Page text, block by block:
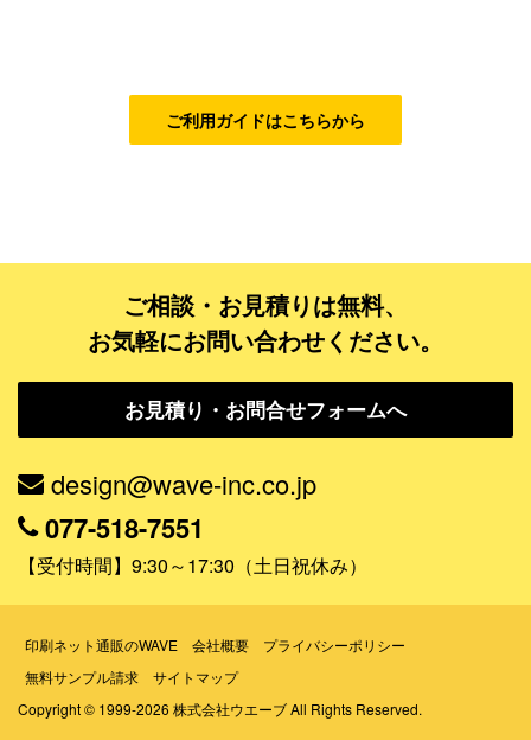
シルバーコース
ジャンルで探す
飲食店・カフェ
学校・塾・習い事
コンサート・ライブ・演劇
活用シーンで探す
ご利用ガイドはこちらから
ご相談・お見積りは無料、
お気軽にお問い合わせください。
お見積り・お問合せフォームへ
design@wave-inc.co.jp
077-518-7551
【受付時間】9:30～17:30（土日祝休み）
印刷ネット通販のWAVE 会社概要
プライバシーポリシー
無料サンプル請求
サイトマップ
Copyright © 1999-2026 株式会社ウエーブ All Rights Reserved.